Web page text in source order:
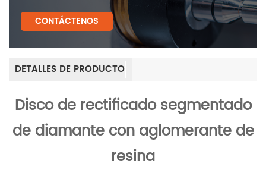
CONTÁCTENOS
DETALLES DE PRODUCTO
Disco de rectificado segmentado
de diamante con aglomerante de
resina